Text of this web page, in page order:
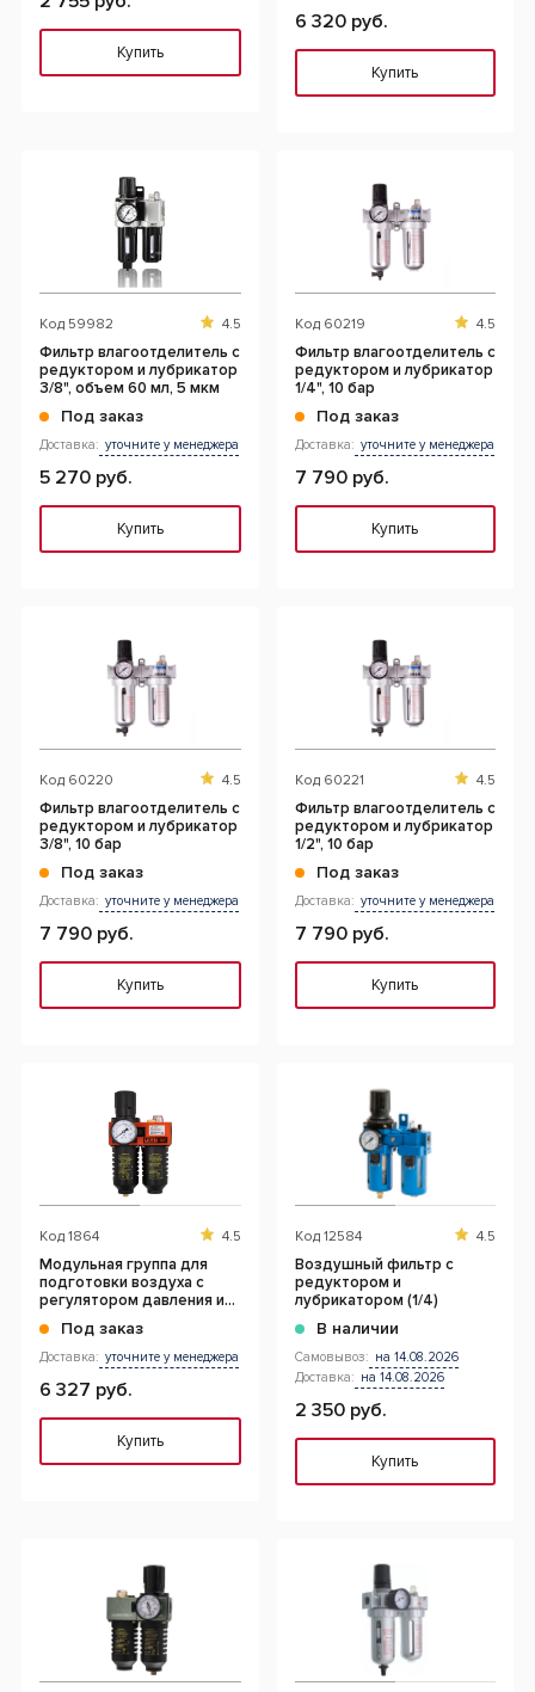
Купить
6 320 руб.
Купить
Код 59982 4.5
Фильтр влагоотделитель с
редуктором и лубрикатор
3/8", объем 60 мл, 5 мкм
Под заказ
Доставка: уточните у менеджера
5 270 руб.
Купить
Код 60219 4.5
Фильтр влагоотделитель с
редуктором и лубрикатор
1/4", 10 бар
Под заказ
Доставка: уточните у менеджера
7 790 руб.
Купить
Код 60220 4.5
Фильтр влагоотделитель с
редуктором и лубрикатор
3/8", 10 бар
Под заказ
Доставка: уточните у менеджера
7 790 руб.
Купить
Код 60221 4.5
Фильтр влагоотделитель с
редуктором и лубрикатор
1/2", 10 бар
Под заказ
Доставка: уточните у менеджера
7 790 руб.
Купить
Код 1864 4.5
Модульная группа для
подготовки воздуха с
регулятором давления и
(1/2")Под заказ
Доставка: уточните у менеджера
6 327 руб.
Купить
Код 12584 4.5
Воздушный фильтр с
редуктором и
лубрикатором (1/4)
В наличии
Самовывоз: на 14.08.2026
Доставка: на 14.08.2026
2 350 руб.
Купить